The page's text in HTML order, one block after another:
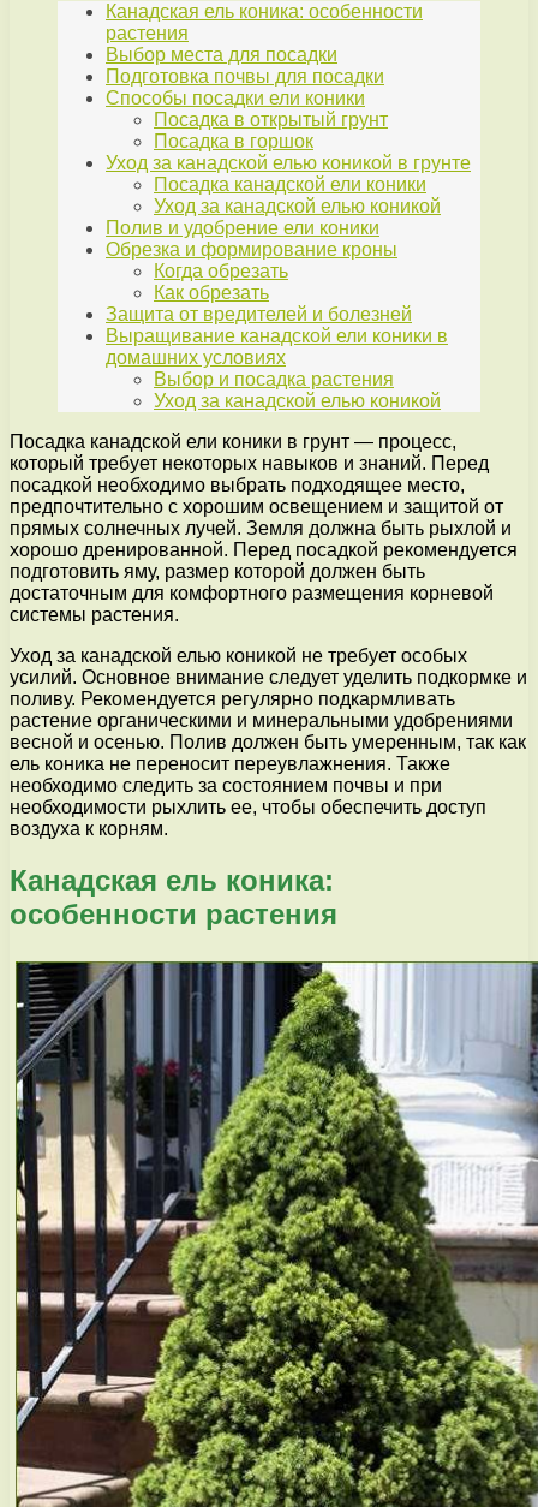
Канадская ель коника: особенности
растения
Выбор места для посадки
Подготовка почвы для посадки
Способы посадки ели коники
Посадка в открытый грунт
Посадка в горшок
Уход за канадской елью коникой в грунте
Посадка канадской ели коники
Уход за канадской елью коникой
Полив и удобрение ели коники
Обрезка и формирование кроны
Когда обрезать
Как обрезать
Защита от вредителей и болезней
Выращивание канадской ели коники в
домашних условиях
Выбор и посадка растения
Уход за канадской елью коникой
Посадка канадской ели коники в грунт — процесс,
который требует некоторых навыков и знаний. Перед
посадкой необходимо выбрать подходящее место,
предпочтительно с хорошим освещением и защитой от
прямых солнечных лучей. Земля должна быть рыхлой и
хорошо дренированной. Перед посадкой рекомендуется
подготовить яму, размер которой должен быть
достаточным для комфортного размещения корневой
системы растения.
Уход за канадской елью коникой не требует особых
усилий. Основное внимание следует уделить подкормке и
поливу. Рекомендуется регулярно подкармливать
растение органическими и минеральными удобрениями
весной и осенью. Полив должен быть умеренным, так как
ель коника не переносит переувлажнения. Также
необходимо следить за состоянием почвы и при
необходимости рыхлить ее, чтобы обеспечить доступ
воздуха к корням.
Канадская ель коника:
особенности растения